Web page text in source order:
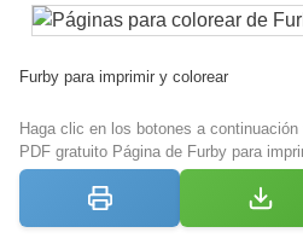
Furby para imprimir y colorear
Haga clic en los botones a
PDF gratuito Página de Furby para